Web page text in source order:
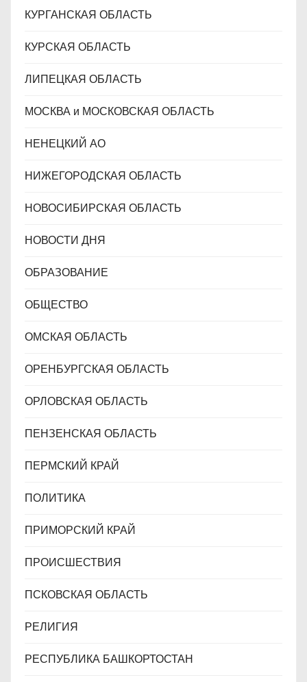
КУРГАНСКАЯ ОБЛАСТЬ
КУРСКАЯ ОБЛАСТЬ
ЛИПЕЦКАЯ ОБЛАСТЬ
МОСКВА и МОСКОВСКАЯ ОБЛАСТЬ
НЕНЕЦКИЙ АО
НИЖЕГОРОДСКАЯ ОБЛАСТЬ
НОВОСИБИРСКАЯ ОБЛАСТЬ
НОВОСТИ ДНЯ
ОБРАЗОВАНИЕ
ОБЩЕСТВО
ОМСКАЯ ОБЛАСТЬ
ОРЕНБУРГСКАЯ ОБЛАСТЬ
ОРЛОВСКАЯ ОБЛАСТЬ
ПЕНЗЕНСКАЯ ОБЛАСТЬ
ПЕРМСКИЙ КРАЙ
ПОЛИТИКА
ПРИМОРСКИЙ КРАЙ
ПРОИСШЕСТВИЯ
ПСКОВСКАЯ ОБЛАСТЬ
РЕЛИГИЯ
РЕСПУБЛИКА БАШКОРТОСТАН